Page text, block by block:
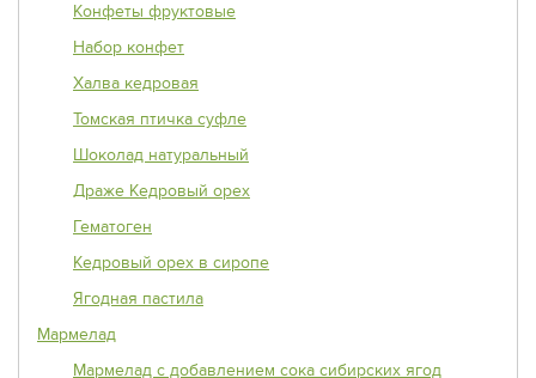
Конфеты фруктовые
Набор конфет
Халва кедровая
Томская птичка суфле
Шоколад натуральный
Драже Кедровый орех
Гематоген
Кедровый орех в сиропе
Ягодная пастила
Мармелад
Мармелад с добавлением сока сибирских ягод